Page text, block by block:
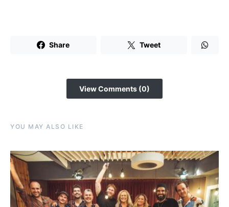
Share Tweet
View Comments (0)
YOU MAY ALSO LIKE